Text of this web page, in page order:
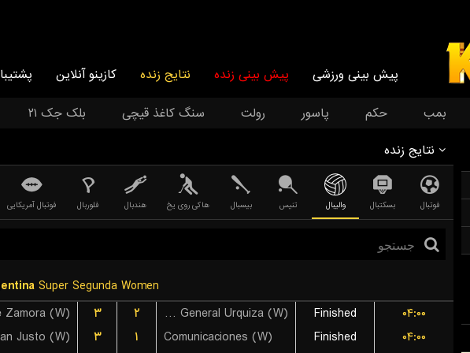
پیش بینی ورزشی پیش بینی زنده نتایج زنده کازینو آنلاین
بمب حکم پاسور رولت سنگ کاغذ قیچی بلک جک ۲۱
نتایج زنده
فوتبال بسکتبال والیبال تنیس بیسبال هاکی روی یخ هندبال فلوربال فوتبال آمریکایی
Super Segunda Women
Zamora (W)
۳ ۲ Circulo General Urquiza (W) Finished
۰۴:۰۰
۳ ۱ Comunicaciones (W) Finished
۰۴:۰۰